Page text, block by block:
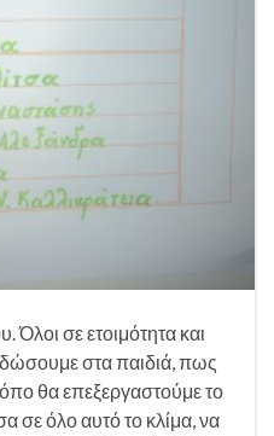
σε ετοιμότητα και
δώσουμε στα παιδιά, πως
θα επεξεργαστούμε το
σε όλο αυτό το κλίμα, να